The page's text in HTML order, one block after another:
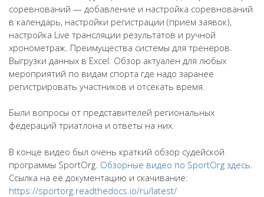
соревнований — добавление и настройка соревнований
в календарь, настройки регистрации (прием заявок),
настройка Live трансляции результатов и ручной
хронометраж. Преимущества системы для тренеров.
Выгрузки данных в Excel. Обзор актуален для любых
мероприятий по видам спорта где надо заранее
регистрировать участников и отсекать время.
Были вопросы от представителей региональных
федераций триатлона и ответы на них.
В конце видео был очень краткий обзор судейской
программы SportOrg. Обзорные видео по SportOrg здесь
Ссылка на её документацию и скачивание:
https://sportorg.readthedocs.io/ru/latest/